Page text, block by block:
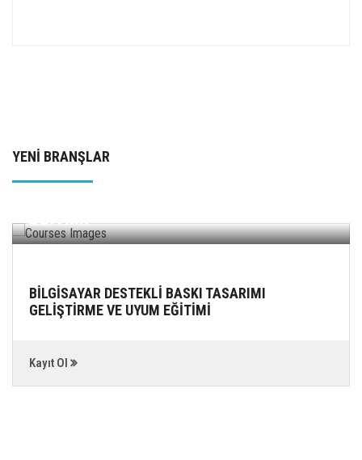
YENİ BRANŞLAR
BİLGİSAYAR DESTEKLİ BASKI
EĞİTİMİ
BİLGİSAYAR DESTEKLİ BASKI TASARIMI
GELİŞTİRME VE UYUM EĞİTİMİ
Kayıt Ol